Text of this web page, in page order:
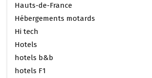
Hauts-de-France
Hébergements motards
Hi tech
Hotels
hotels b&b
hotels F1